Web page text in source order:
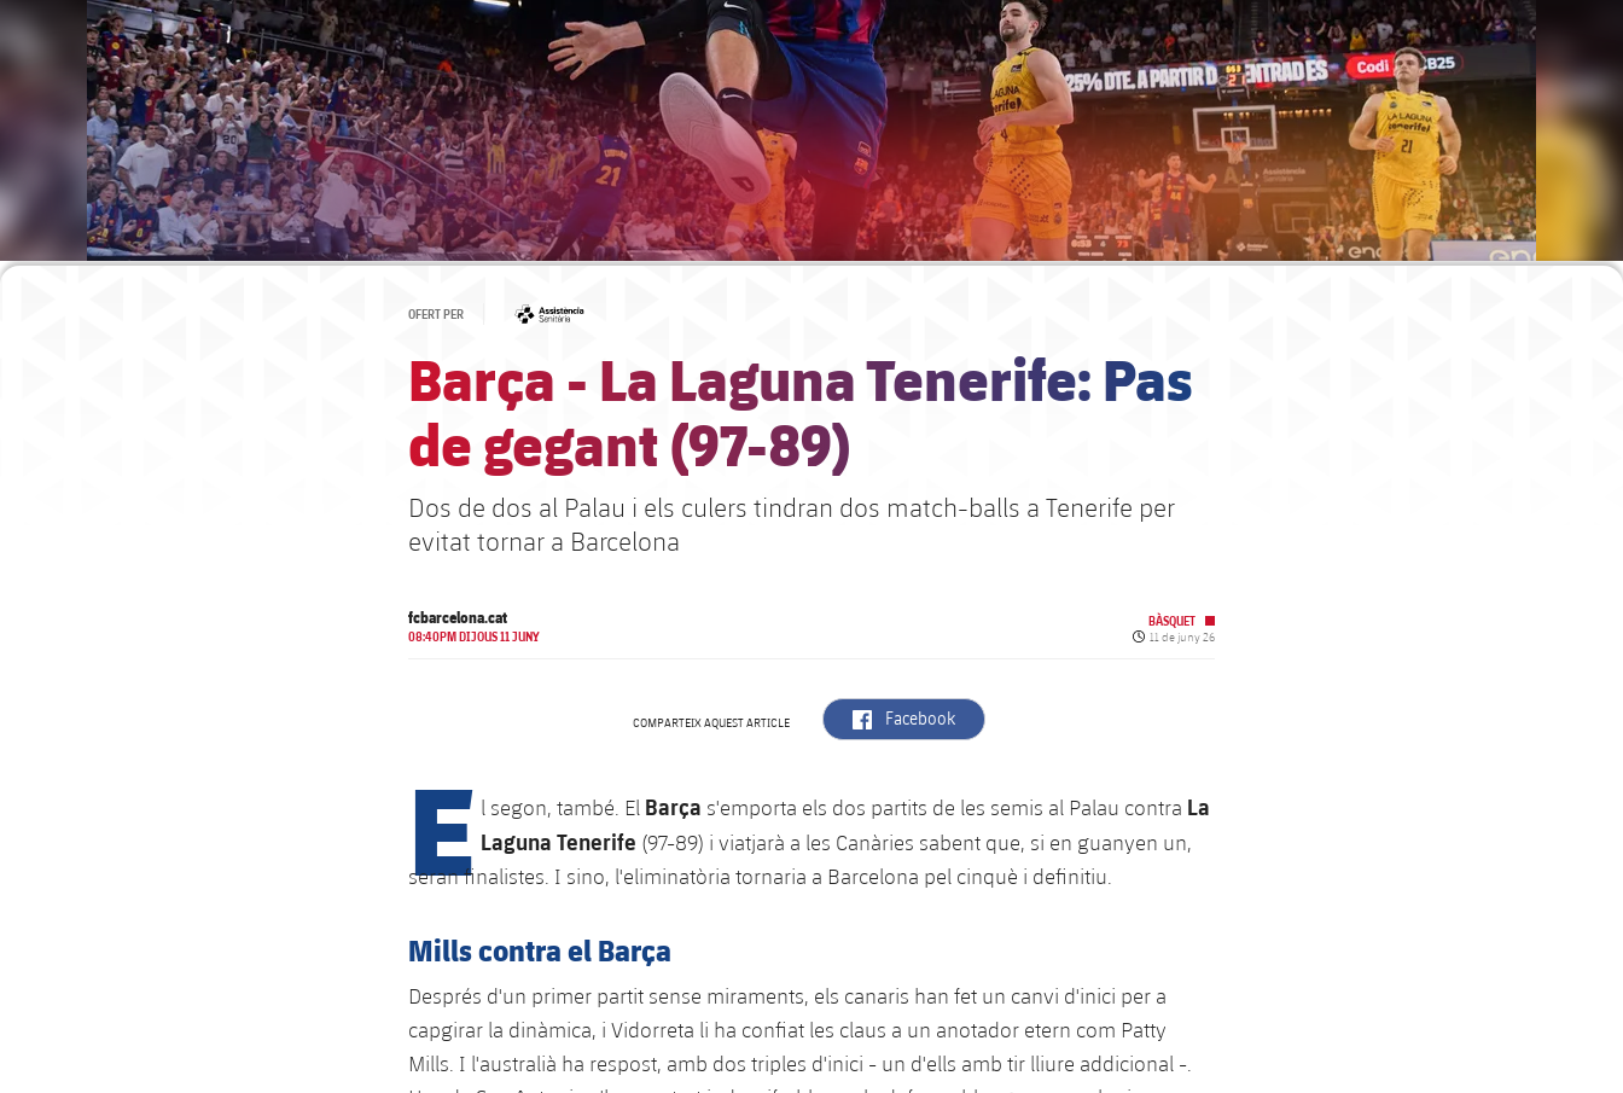
OFERT PER
Barça - La Laguna Tenerife: Pas
de gegant (97-89)
Dos de dos al Palau i els culers tindran dos match-balls a Tenerife per
evitat tornar a Barcelona
fcbarcelona.cat
08:40PM DIJOUS 11 JUNY
BÀSQUET
Data de publicació
11 de juny 26
COMPARTEIX AQUEST ARTICLE label.aria.facebook
Facebook
E l segon, també. El Barça s'emporta els dos partits de les semis al Palau contra La
Laguna Tenerife (97-89) i viatjarà a les Canàries sabent que, si en guanyen un,
seran finalistes. I sino, l'eliminatòria tornaria a Barcelona pel cinquè i definitiu.
Mills contra el Barça
Després d'un primer partit sense miraments, els canaris han fet un canvi d'inici per a
capgirar la dinàmica, i Vidorreta li ha confiat les claus a un anotador etern com Patty
Mills. I l'australià ha respost, amb dos triples d'inici - un d'ells amb tir lliure addicional -.